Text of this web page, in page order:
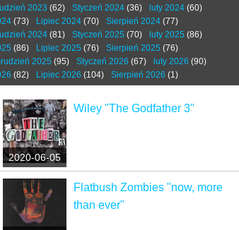
2023 (62) Styczeń 2024 (36) luty 2024 (60)
(73) Lipiec 2024 (70) Sierpień 2024 (77)
2024 (81) Styczeń 2025 (70) luty 2025 (86)
(86) Lipiec 2025 (76) Sierpień 2025 (76)
2025 (95) Styczeń 2026 (67) luty 2026 (90)
(82) Lipiec 2026 (104) Sierpień 2026 (1)
2020-06-05
Wiley "The Godfather 3"
Flatbush Zombies "now, more
than ever"